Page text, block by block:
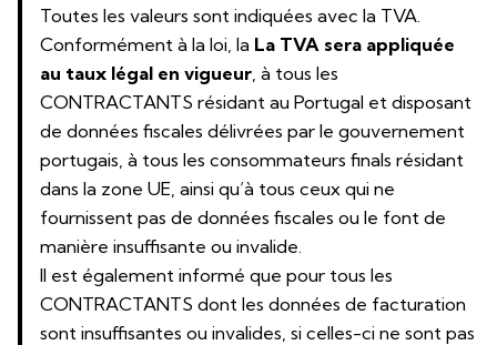
Toutes les valeurs sont indiquées avec la TVA.
Conformément à la loi, la La TVA sera appliquée
au taux légal en vigueur , à tous les
CONTRACTANTS résidant au Portugal et disposant
de données fiscales délivrées par le gouvernement
portugais, à tous les consommateurs finals résidant
dans la zone UE, ainsi qu’à tous ceux qui ne
fournissent pas de données fiscales ou le font de
manière insuffisante ou invalide.
Il est également informé que pour tous les
CONTRACTANTS dont les données de facturation
sont insuffisantes ou invalides, si celles-ci ne sont pas